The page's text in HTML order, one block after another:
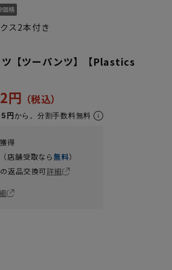
ス2本付き
ツ【ツーパンツ】【Plastics
円
円から。分割手数料無料
得
店舗受取なら無料）
返品交換可詳細